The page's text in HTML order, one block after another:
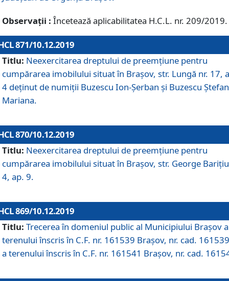
Observații : Încetează aplicabilitatea H.C.L. nr. 209/2019.
871/10.12.2019
Titlu: Neexercitarea dreptului de preemţiune pentru
cumpărarea imobilului situat în Braşov, str. Lungă nr. 17,
4 deţinut de numiţii Buzescu Ion-Şerban și Buzescu
Mariana.
870/10.12.2019
Titlu: Neexercitarea dreptului de preemţiune pentru
cumpărarea imobilului situat în Braşov, str. George
4, ap. 9.
869/10.12.2019
Titlu: Trecerea în domeniul public al Municipiului Braşov a
terenului înscris în C.F. nr. 161539 Brașov, nr. cad.
a terenului înscris în C.F. nr. 161541 Brașov, nr. cad.